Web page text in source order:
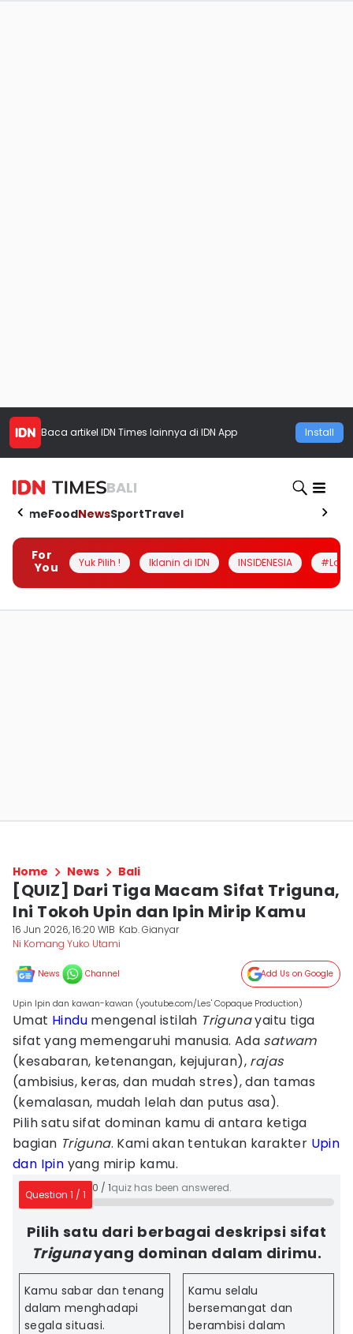
Baca artikel IDN Times lainnya di IDN App Install
BALI
HomeFoodNewsSportTravel
For
You
Yuk Pilih ! Iklanin di IDN INSIDENESIA
Home News Bali
[QUIZ] Dari Tiga Macam Sifat Triguna,
Ini Tokoh Upin dan Ipin Mirip Kamu
16 Jun 2026, 16:20 WIB Kab. Gianyar
Ni Komang Yuko Utami
News Channel Add Us on Google
Upin Ipin dan kawan-kawan (youtube.com/Les' Copaque Production)
Umat Hindu mengenal istilah Trigunayaitu tiga
sifat yang memengaruhi manusia. Ada satwam
(kesabaran, ketenangan, kejujuran), rajas
(ambisius, keras, dan mudah stres), dan tamas
(kemalasan, mudah lelah dan putus asa).
Pilih satu sifat dominan kamu di antara ketiga
bagian Triguna. Kami akan tentukan karakter Upin
dan Ipin yang mirip kamu.
Question 1 / 1
0 / 1quiz has been answered.
Pilih satu dari berbagai deskripsi sifat
Trigunayang dominan dalam dirimu.
Kamu sabar dan tenang
dalam menghadapi
segala situasi.
Kamu selalu
bersemangat dan
berambisi dalam